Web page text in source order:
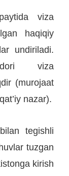
viza
haqiqiy
undiriladi.
viza
(murojaat
nazar).
tegishli
tuzgan
kirish